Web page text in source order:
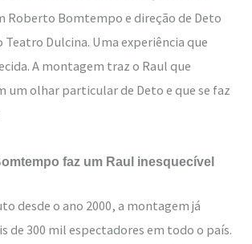
Roberto Bomtempo e direção de Deto
Dulcina. Uma experiência que
A montagem traz o Raul que
um olhar particular de Deto e que se faz
faz um Raul inesquecível
desde o ano 2000, a montagem já
de 300 mil espectadores em todo o país.